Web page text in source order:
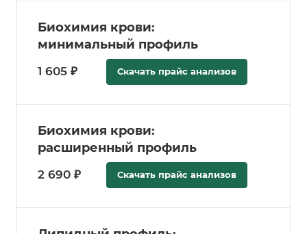
Биохимия крови:
минимальный профиль
1 605 ₽ Скачать прайс анализов
Биохимия крови:
расширенный профиль
2 690 ₽ Скачать прайс анализов